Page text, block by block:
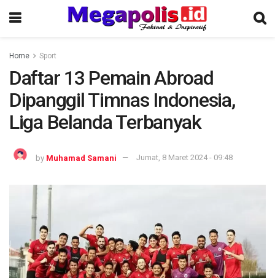
Home Sport
Daftar 13 Pemain Abroad
Dipanggil Timnas Indonesia,
Liga Belanda Terbanyak
by Muhamad Samani Jumat, 8 Maret 2024 - 09:48